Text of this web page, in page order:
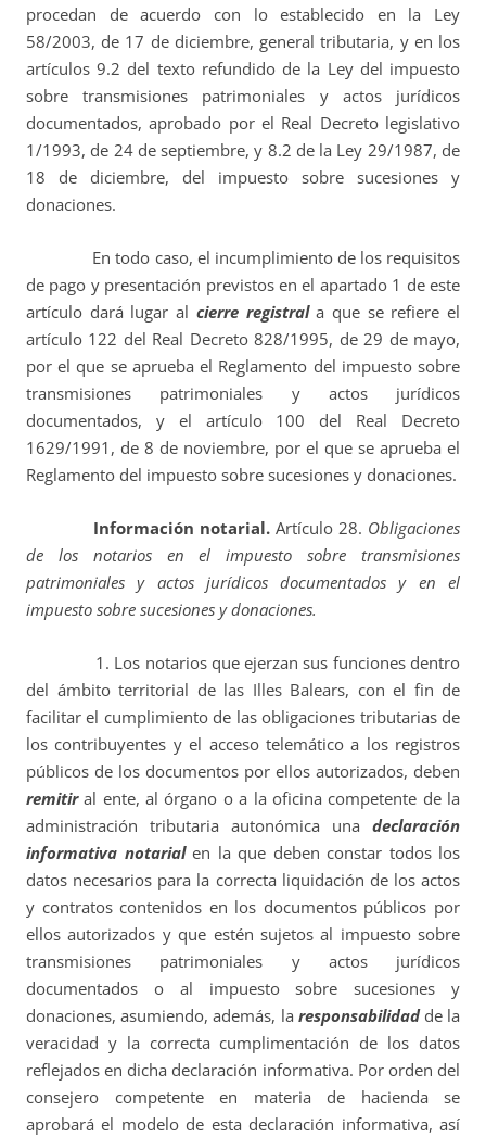
procedan de acuerdo con lo establecido en la Ley
58/2003, de 17 de diciembre, general tributaria, y en los
artículos 9.2 del texto refundido de la Ley del impuesto
sobre transmisiones patrimoniales y actos jurídicos
documentados, aprobado por el Real Decreto legislativo
1/1993, de 24 de septiembre, y 8.2 de la Ley 29/1987, de
18 de diciembre, del impuesto sobre sucesiones y
donaciones.
En todo caso, el incumplimiento de los requisitos
de pago y presentación previstos en el apartado 1 de este
artículo dará lugar al cierre registrala que se refiere el
artículo 122 del Real Decreto 828/1995, de 29 de mayo,
por el que se aprueba el Reglamento del impuesto sobre
transmisiones patrimoniales y actos jurídicos
documentados, y el artículo 100 del Real Decreto
1629/1991, de 8 de noviembre, por el que se aprueba el
Reglamento del impuesto sobre sucesiones y donaciones.
Información notarial.Artículo 28. Obligaciones
de los notarios en el impuesto sobre transmisiones
patrimoniales y actos jurídicos documentados y en el
impuesto sobre sucesiones y donaciones.
1. Los notarios que ejerzan sus funciones dentro
del ámbito territorial de las Illes Balears, con el fin de
facilitar el cumplimiento de las obligaciones tributarias de
los contribuyentes y el acceso telemático a los registros
públicos de los documentos por ellos autorizados, deben
remitiral ente, al órgano o a la oficina competente de la
administración tributaria autonómica una declaración
informativa notarialen la que deben constar todos los
datos necesarios para la correcta liquidación de los actos
y contratos contenidos en los documentos públicos por
ellos autorizados y que estén sujetos al impuesto sobre
transmisiones patrimoniales y actos jurídicos
documentados o al impuesto sobre sucesiones y
donaciones, asumiendo, además, la responsabilidadde la
veracidad y la correcta cumplimentación de los datos
reflejados en dicha declaración informativa. Por orden del
consejero competente en materia de hacienda se
aprobará el modelo de esta declaración informativa, así